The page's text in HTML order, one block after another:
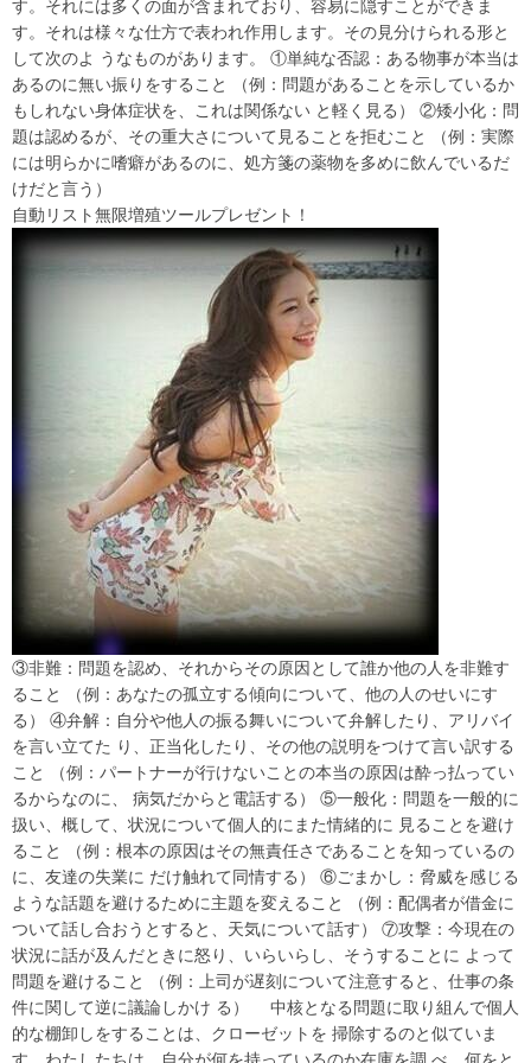
す。それには多くの面が含まれており、容易に隠すことができま
す。それは様々な仕方で表われ作用します。その見分けられる形と
して次のよ うなものがあります。 ①単純な否認：ある物事が本当は
あるのに無い振りをすること （例：問題があることを示しているか
もしれない身体症状を、これは関係ない と軽く見る） ②矮小化：問
題は認めるが、その重大さについて見ることを拒むこと （例：実際
には明らかに嗜癖があるのに、処方箋の薬物を多めに飲んでいるだ
けだと言う）
自動リスト無限増殖ツールプレゼント！
③非難：問題を認め、それからその原因として誰か他の人を非難す
ること （例：あなたの孤立する傾向について、他の人のせいにす
る） ④弁解：自分や他人の振る舞いについて弁解したり、アリバイ
を言い立てた り、正当化したり、その他の説明をつけて言い訳する
こと （例：パートナーが行けないことの本当の原因は酔っ払ってい
るからなのに、 病気だからと電話する） ⑤一般化：問題を一般的に
扱い、概して、状況について個人的にまた情緒的に 見ることを避け
ること （例：根本の原因はその無責任さであることを知っているの
に、友達の失業に だけ触れて同情する） ⑥ごまかし：脅威を感じる
ような話題を避けるために主題を変えること （例：配偶者が借金に
ついて話し合おうとすると、天気について話す） ⑦攻撃：今現在の
状況に話が及んだときに怒り、いらいらし、そうすることに よって
問題を避けること （例：上司が遅刻について注意すると、仕事の条
件に関して逆に議論しかけ る） 中核となる問題に取り組んで個人
的な棚卸しをすることは、クローゼットを 掃除するのと似ていま